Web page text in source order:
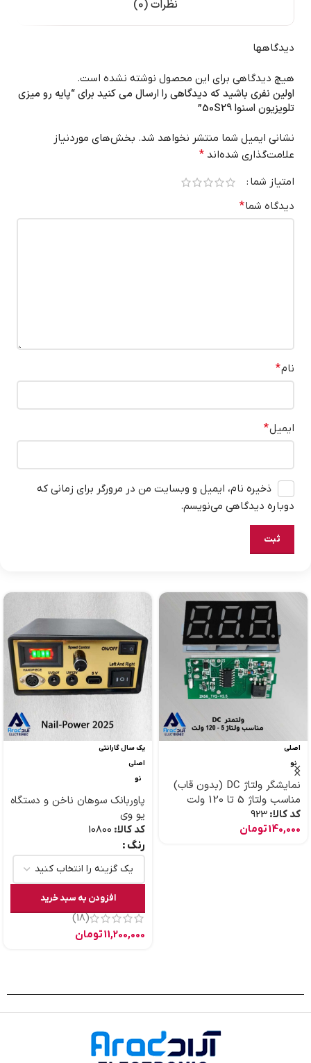
نظرات (0)
دیدگاهها
هیچ دیدگاهی برای این محصول نوشته نشده است.
اولین نفری باشید که دیدگاهی را ارسال می کنید برای “پایه رو میزی
تلویزیون اسنوا 50S29”
نشانی ایمیل شما منتشر نخواهد شد. بخش‌های موردنیاز
علامت‌گذاری شده‌اند *
امتیاز شما
دیدگاه شما*
نام*
ایمیل*
ذخیره نام، ایمیل و وبسایت من در مرورگر برای زمانی که
دوباره دیدگاهی می‌نویسم.
اصلی
نو
نمایشگر ولتاژ DC (بدون قاب)
مناسب ولتاژ 5 تا 120 ولت
کد کالا: 923
140,000تومان
یک سال گارانتی
اصلی
نو
پاوربانک سوهان ناخن و دستگاه
یو وی
کد کالا: 10800
رنگ
افزودن به سبد خرید
(18)
11,200,000تومان